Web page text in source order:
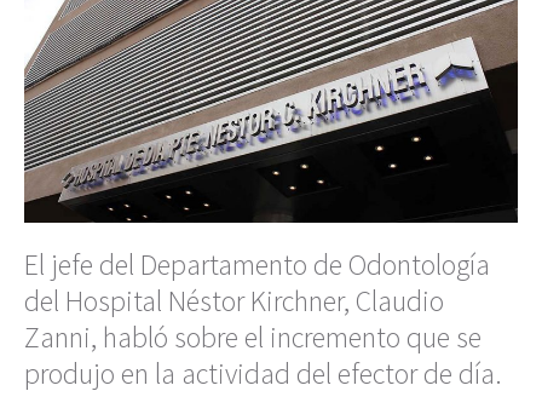
El jefe del Departamento de Odontología
del Hospital Néstor Kirchner, Claudio
Zanni, habló sobre el incremento que se
produjo en la actividad del efector de día.